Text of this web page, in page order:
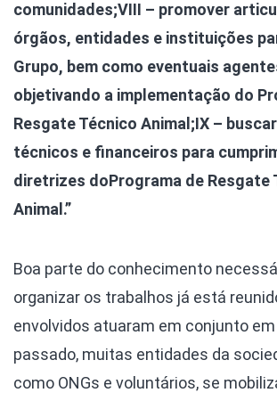
comunidades;VIII – promover
órgãos, entidades e instituições
Grupo, bem como eventuais
objetivando a implementação do
Resgate Técnico Animal;IX –
técnicos e financeiros para
diretrizes doPrograma de Resgate
Animal.”
Boa parte do conhecimento
organizar os trabalhos já está
envolvidos atuaram em conjunto
passado, muitas entidades da
como ONGs e voluntários, se